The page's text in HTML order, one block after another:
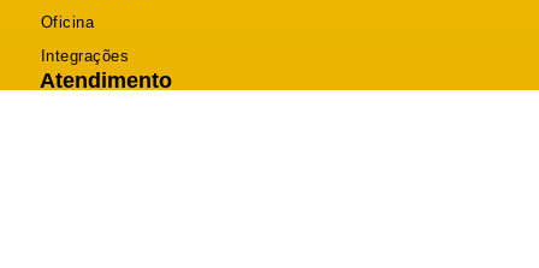
Oficina
Integrações
Atendimento